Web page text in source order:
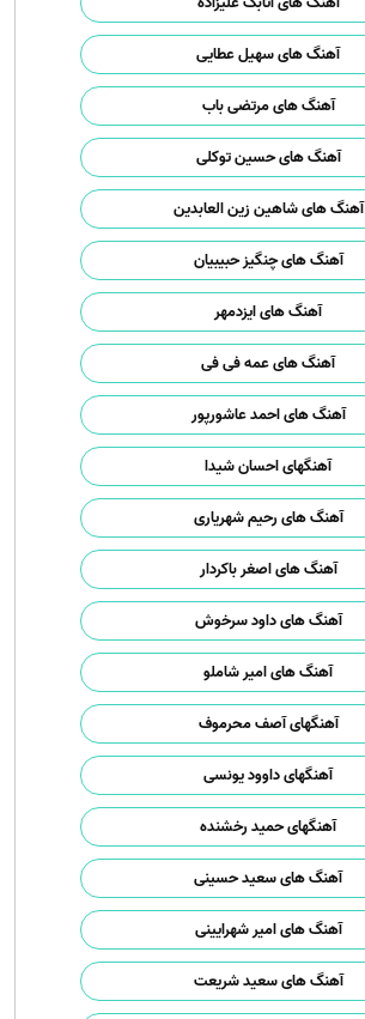
آهنگ های سهیل عطایی
آهنگ های مرتضی باب
آهنگ های حسین توکلی
آهنگ های شاهین زین العابدین
آهنگ های چنگیز حبیبیان
آهنگ های ایزدمهر
آهنگ های عمه فی فی
آهنگ های احمد عاشورپور
آهنگهای احسان شیدا
آهنگ های رحیم شهریاری
آهنگ های اصغر باکردار
آهنگ های داود سرخوش
آهنگ های امیر شاملو
آهنگهای آصف محرموف
آهنگهای داوود یونسی
آهنگهای حمید رخشنده
آهنگ های سعید حسینی
آهنگ های امیر شهرایینی
آهنگ های سعید شریعت